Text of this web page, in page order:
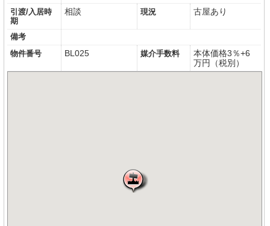
引渡/入居時
期
相談 現況 古屋あり
備考
物件番号
BL025 媒介手数料
本体価格3％+6
万円（税別）